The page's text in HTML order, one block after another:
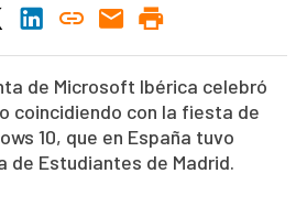
de Microsoft Ibérica celebró
coincidiendo con la fiesta de
10, que en España tuvo
de Estudiantes de Madrid.